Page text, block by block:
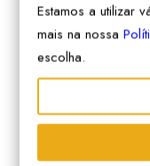
Estamos a utilizar
mais na nossa
escolha.